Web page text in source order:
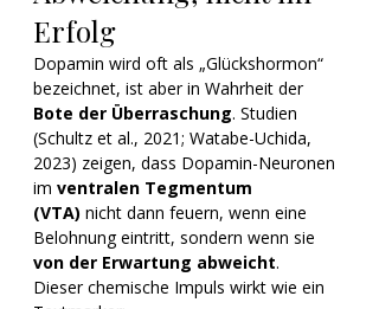
Erfolg
Dopamin wird oft als „Glückshormon“
bezeichnet, ist aber in Wahrheit der
Bote der Überraschung. Studien
(Schultz et al., 2021; Watabe-Uchida,
2023) zeigen, dass Dopamin-Neuronen
im ventralen Tegmentum
(VTA) nicht dann feuern, wenn eine
Belohnung eintritt, sondern wenn sie
von der Erwartung abweicht.
Dieser chemische Impuls wirkt wie ein